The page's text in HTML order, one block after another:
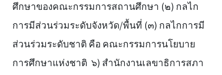
ศึกษาของคณะกรรมการสถานศึกษา (๒) กลไก
การมีส่วนร่วมระดับจังหวัด/พื้นที่ (๓) กลไกการมี
ส่วนร่วมระดับชาติ คือ คณะกรรมการนโยบาย
การศึกษาแห่งชาติ ๖) สำนักงานเลขาธิการสภา